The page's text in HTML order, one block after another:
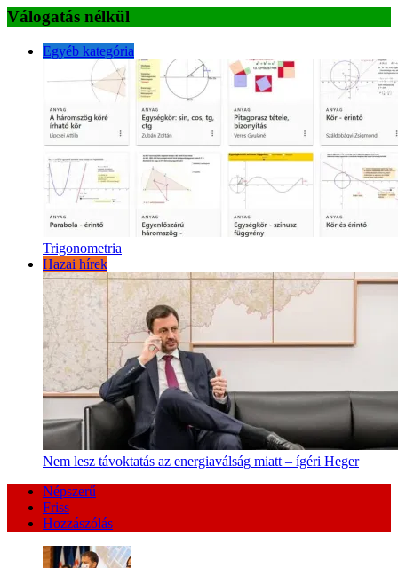
Válogatás nélkül
Egyéb kategória
Trigonometria
Hazai hírek
Nem lesz távoktatás az energiaválság miatt – ígéri Heger
Népszerű
Friss
Hozzászólás